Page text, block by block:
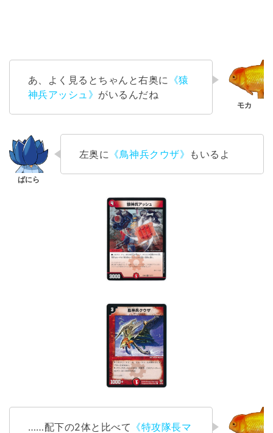
あ、よく見るとちゃんと右奥に 《猿
神兵アッシュ》 がいるんだね
左奥に 《鳥神兵クウザ》 もいるよ
……配下の2体と比べて 《特攻隊長マ